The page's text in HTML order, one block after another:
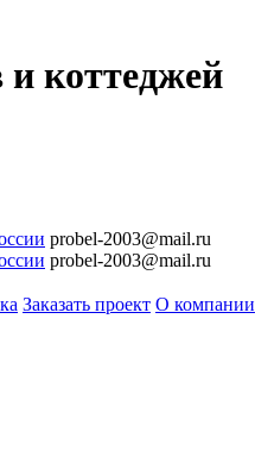
коттеджей
probel-2003@mail.ru
probel-2003@mail.ru
Заказать проект О компании